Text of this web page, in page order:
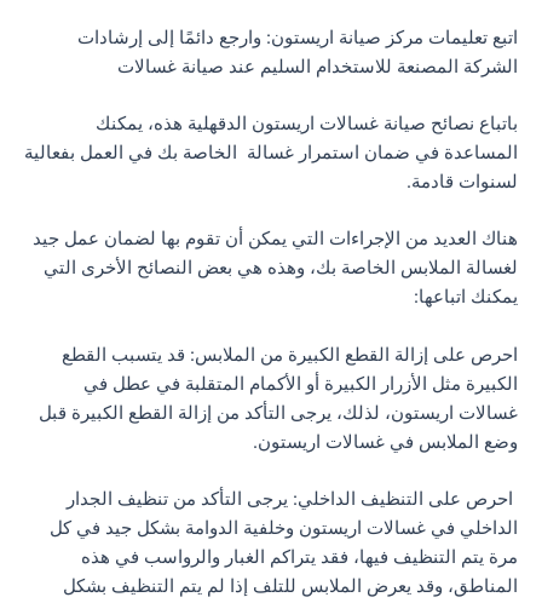
اتبع تعليمات مركز صيانة اريستون: وارجع دائمًا إلى إرشادات
الشركة المصنعة للاستخدام السليم عند صيانة غسالات
باتباع نصائح صيانة غسالات اريستون الدقهلية هذه، يمكنك
المساعدة في ضمان استمرار غسالة الخاصة بك في العمل بفعالية
لسنوات قادمة.
هناك العديد من الإجراءات التي يمكن أن تقوم بها لضمان عمل جيد
لغسالة الملابس الخاصة بك، وهذه هي بعض النصائح الأخرى التي
يمكنك اتباعها:
احرص على إزالة القطع الكبيرة من الملابس: قد يتسبب القطع
الكبيرة مثل الأزرار الكبيرة أو الأكمام المتقلبة في عطل في
غسالات اريستون، لذلك، يرجى التأكد من إزالة القطع الكبيرة قبل
وضع الملابس في غسالات اريستون.
احرص على التنظيف الداخلي: يرجى التأكد من تنظيف الجدار
الداخلي في غسالات اريستون وخلفية الدوامة بشكل جيد في كل
مرة يتم التنظيف فيها، فقد يتراكم الغبار والرواسب في هذه
المناطق، وقد يعرض الملابس للتلف إذا لم يتم التنظيف بشكل